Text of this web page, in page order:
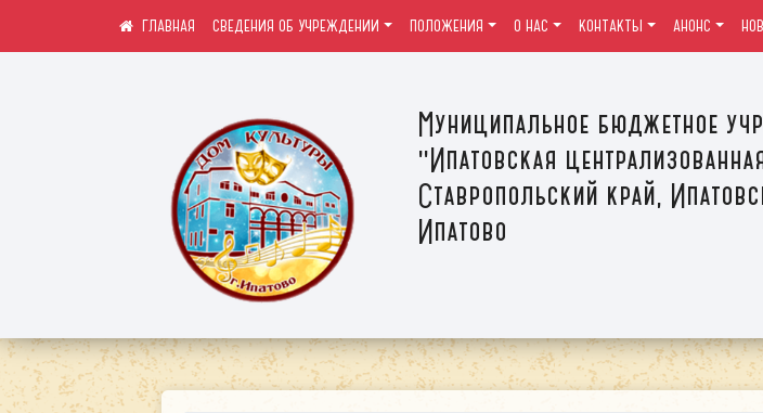
Муниципальное бюджетное
"Ипатовская
Ставропольский край,
Ипатово
СВЕДЕНИЯ ОБ УЧРЕЖДЕНИИ ПОЛОЖЕНИЯ О НАС КОНТАКТЫ АНОНС